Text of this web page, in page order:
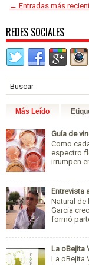
← Entradas más
REDES SOCIALES
Más Leído
Guía de
Como
espectro
irrumpen
Entrevista
Natural de
Garcia
formó
La oBejita
La oBejita